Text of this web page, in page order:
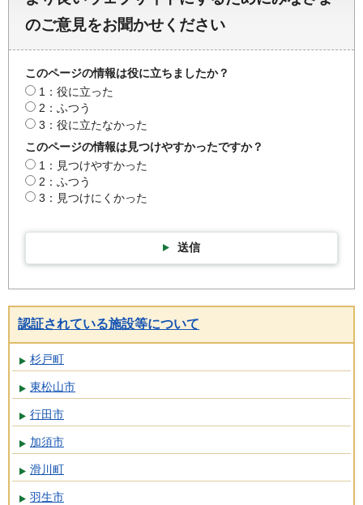
のご意見をお聞かせください
このページの情報は役に立ちましたか？
1：役に立った
2：ふつう
3：役に立たなかった
このページの情報は見つけやすかったですか？
1：見つけやすかった
2：ふつう
3：見つけにくかった
送信
認証されている施設等について
杉戸町
東松山市
行田市
加須市
滑川町
羽生市